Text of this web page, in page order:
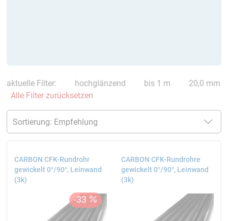
aktuelle Filter: hochglänzend bis 1 m
20,0 mm
Alle Filter zurücksetzen
CARBON CFK-Rundrohr
gewickelt 0°/90°, Leinwand
(3k)
CARBON CFK-Rundrohre
gewickelt 0°/90°, Leinwand
(3k)